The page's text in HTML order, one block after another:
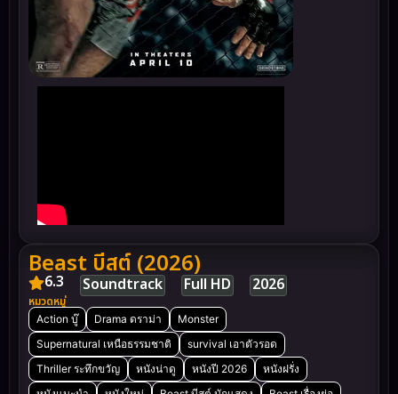
Beast บีสต์ (2026)
6.3 Soundtrack Full HD 2026
หมวดหมู่
Action บู๊ Drama ดราม่า
Monster
Supernatural เหนือธรรมชาติ
survival เอาตัวรอด
Thriller ระทึกขวัญ
หนังน่าดู หนังปี 2026
หนังฝรั่ง